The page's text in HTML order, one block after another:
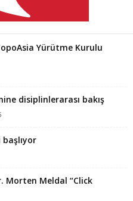
Yürütme Kurulu
disiplinlerarası bakış
Morten Meldal “Click